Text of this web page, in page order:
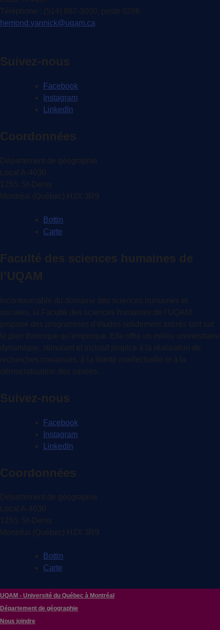
Téléphone : (514) 987-3000, poste 0286
hemond.yannick@uqam.ca
Suivez-nous
Facebook
Instagram
LinkedIn
Coordonnées
Département de géographie
Local A-4030
1255, St-Denis
Montréal (Québec) H2X 3R9
Bottin
Carte
Faculté des sciences humaines de
l’UQAM
Incontournable du domaine des sciences humaines et
sociales, la Faculté des sciences humaines de l’UQAM
propose des programmes d’études solidement ancrés tant sur
le plan théorique qu’empirique. Elle offre un milieu universitaire
dynamique, stimulant et inclusif propice à la réalisation de
recherches novatrices, à la liberté intellectuelle et à la
démocratisation des savoirs.
Suivez-nous
Facebook
Instagram
LinkedIn
Coordonnées
Département de géographie
Local A-4030
1255, St-Denis
Montréal (Québec) H2X 3R9
Bottin
Carte
UQAM - Université du Québec à Montréal
Département de géographie
Nous joindre